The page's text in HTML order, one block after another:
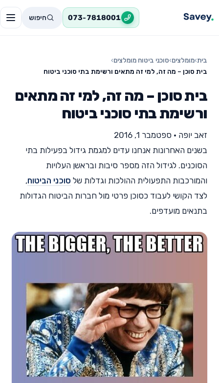
073-7818001 חיפוש
בית›מומלצים›סוכני ביטוח מומלצים›
בית סוכן – מה זה, למי זה מתאים ורשימת בתי סוכני ביטוח
בית סוכן – מה זה, למי זה מתאים
ורשימת בתי סוכני ביטוח
זאב יופה • ספטמבר 1, 2016
בשנים האחרונות אנחנו עדים למגמת גידול בפעילות בתי
הסוכנים. לגידול הזה מספר סיבות ובראשן העלויות
והמורכבות התפעולית ההולכות וגדלות של סוכני הביטוח,
לצד הקושי לעבוד כסוכן פרטי מול חברות הביטוח הגדולות
בתנאים מועדפים.